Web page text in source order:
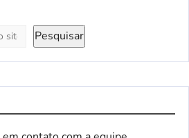
Pesquisar